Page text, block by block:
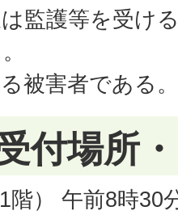
監護等を受け
る被害者である。
付場所
階） 午前8時30